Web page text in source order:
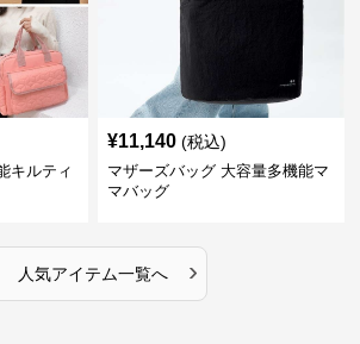
キルティ
¥11,140 (税込)
マザーズバッグ 大容量多機能マ
マバッグ
人気アイテム一覧へ ›